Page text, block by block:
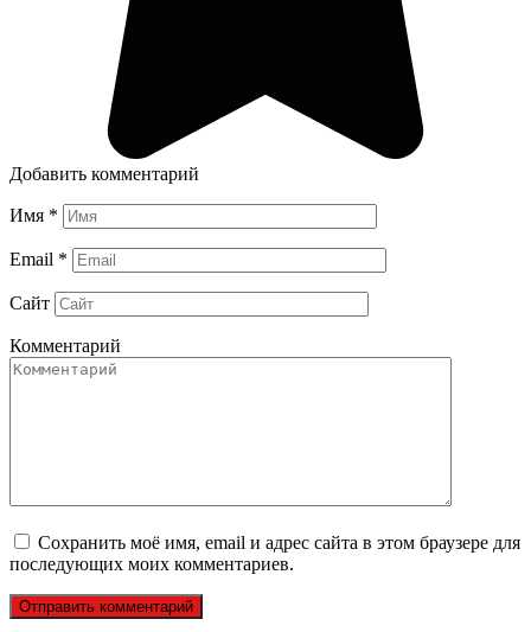
Добавить комментарий
Имя *
Email *
Сайт
Комментарий
Сохранить моё имя, email и адрес сайта в этом браузере для
последующих моих комментариев.